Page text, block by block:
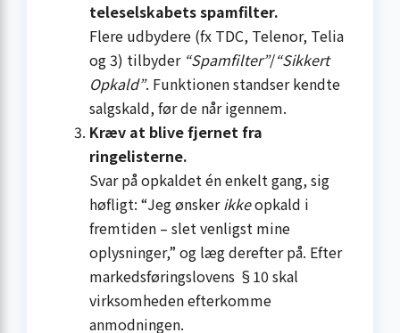
teleselskabets spamfilter.
Flere udbydere (fx TDC, Telenor, Telia
og 3) tilbyder “Spamfilter”/“Sikkert
Opkald”. Funktionen standser kendte
salgskald, før de når igennem.
Kræv at blive fjernet fra
ringelisterne.
Svar på opkaldet én enkelt gang, sig
høfligt: “Jeg ønskerikkeopkald i
fremtiden – slet venligst mine
oplysninger,” og læg derefter på. Efter
markedsførings­lovens §10 skal
virksomheden efterkomme
anmodningen.